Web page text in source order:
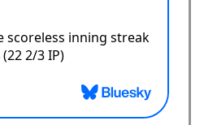
冨安健洋、パレス移籍当日にデ
ックも披露で現地サポが気づく..